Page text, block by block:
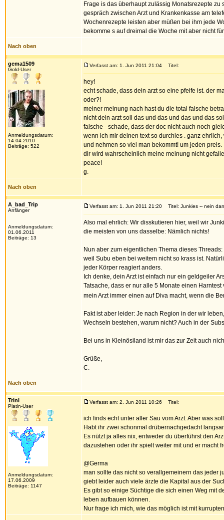
Frage is das überhaupt zulässig Monatsrezepte
gespräch zwischen Arzt und Krankenkasse am
Wochenrezepte leisten aber müßen bei ihm jede
bekomme s auf dreimal die Woche mit aber nicht
Nach oben
gema1509
Gold-User
Anmeldungsdatum:
14.04.2010
Beiträge: 522
Verfasst am: 1. Jun 2011 21:04 Titel:
hey!
echt schade, dass dein arzt so eine pfeife ist. der
oder?!
meiner meinung nach hast du die total falsche
nicht dein arzt soll das und das und das und das
falsche - schade, dass der doc nicht auch noch
wenn ich mir deinen text so durchles . ganz
und nehmen so viel man bekommt! um jeden preis.
dir wird wahrscheinlich meine meinung nicht
peace!
g.
Nach oben
A_bad_Trip
Anfänger
Anmeldungsdatum:
01.06.2011
Beiträge: 13
Verfasst am: 1. Jun 2011 21:20 Titel: Junkies -- nein
Also mal ehrlich: Wir disskutieren hier, weil wir
die meisten von uns dasselbe: Nämlich nichts!
Nun aber zum eigentlichen Thema dieses
weil Subu eben bei weitem nicht so krass ist.
jeder Körper reagiert anders.
Ich denke, dein Arzt ist einfach nur ein geldgeiler
Tatsache, dass er nur alle 5 Monate einen
mein Arzt immer einen auf Diva macht, wenn die
Fakt ist aber leider: Je nach Region in der wir
Wechseln bestehen, warum nicht? Auch in der
Bei uns in Kleinösiland ist mir das zur Zeit auch
Grüße,
C.
Nach oben
Trini
Platin-User
Anmeldungsdatum:
17.06.2009
Beiträge: 1147
Verfasst am: 2. Jun 2011 10:26 Titel:
ich finds echt unter aller Sau vom Arzt. Aber was
Habt ihr zwei schonmal drübernachgedacht
Es nützt ja alles nix, entweder du überführst den
dazustehen oder ihr spielt weiter mit und er macht
@Germa
man sollte das nicht so verallgemeinern das jeder
giebt leider auch viele ärzte die Kapital aus der
Es gibt so einige Süchtige die sich einen Weg mit
leben aufbauen können.
Nur frage ich mich, wie das möglich ist mit